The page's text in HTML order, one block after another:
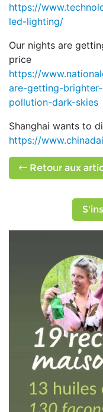
https://
led-lighting/
Our nights are
price
https://
are-getting-
pollution-dark-skies
Shanghai wants to
https://
Retour aux